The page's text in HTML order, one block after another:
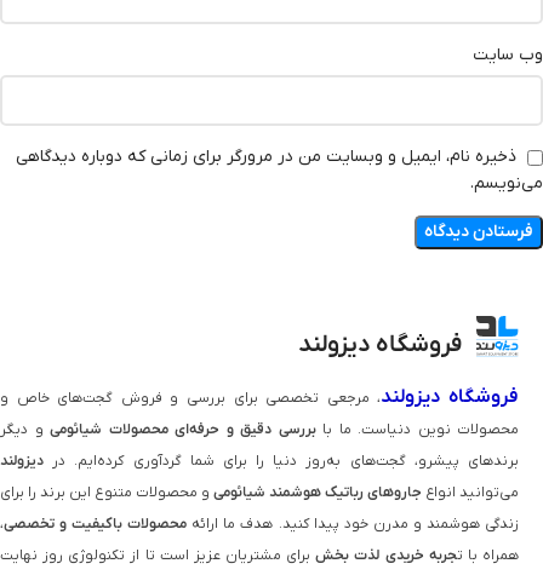
وب‌ سایت
ذخیره نام، ایمیل و وبسایت من در مرورگر برای زمانی که دوباره دیدگاهی
می‌نویسم.
فروشگاه دیزولند
فروشگاه دیزولند، مرجعی تخصصی برای بررسی و فروش گجت‌های خاص و
محصولات نوین دنیاست. ما بابررسی دقیق و حرفه‌ای محصولات شیائومی و دیگر
برندهای پیشرو، گجت‌های به‌روز دنیا را برای شما گردآوری کرده‌ایم. در دیزولند
می‌توانید انواع جاروهای رباتیک هوشمند شیائومی و محصولات متنوع این برند را برای
زندگی هوشمند و مدرن خود پیدا کنید. هدف ما ارائه محصولات باکیفیت و تخصصی،
همراه با تجربه خریدی لذت‌ بخشبرای مشتریان عزیز است تا از تکنولوژی روز نهایت